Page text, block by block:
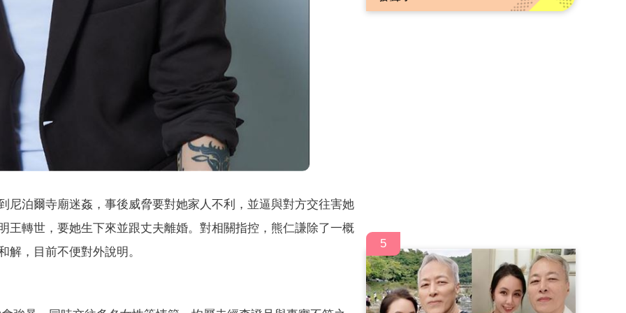
尼泊爾寺廟迷姦，事後威脅要對她家人不利，並逼與對方交往害她
王轉世，要她生下來並跟丈夫離婚。對相關指控，熊仁謙除了一概
解，目前不便對外說明。
5